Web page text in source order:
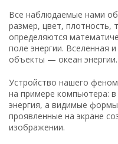
Все наблюдаемые нами
размер, цвет, плотность,
определяются
поле энергии. Вселенная
объекты — океан энергии.
Устройство нашего
на примере компьютера:
энергия, а видимые
проявленные на экране
изображении.